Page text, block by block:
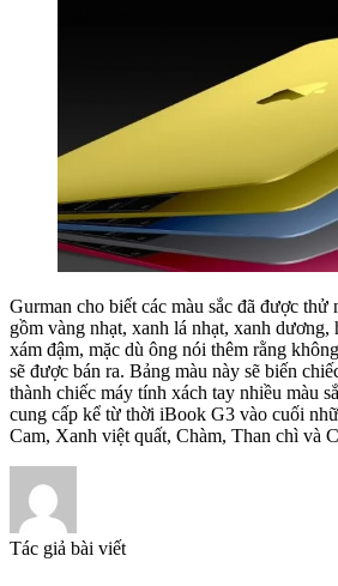
Gurman cho biết các màu sắc đã được thử
gồm vàng nhạt, xanh lá nhạt, xanh dương,
xám đậm, mặc dù ông nói thêm rằng
sẽ được bán ra. Bảng màu này sẽ biến
thành chiếc máy tính xách tay nhiều màu
cung cấp kể từ thời iBook G3 vào cuối
Cam, Xanh việt quất, Chàm, Than chì và
Tác giả bài viết